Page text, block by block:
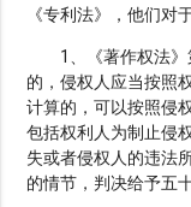
《专利法》，他们对
1、《著作权法》
的，侵权人应当按照
计算的，可以按照侵
包括权利人为制止侵
失或者侵权人的违法
的情节，判决给予五